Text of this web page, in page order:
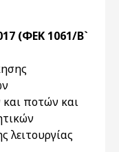
(ΦΕΚ 1061/Β`
ποτών και
λειτουργίας